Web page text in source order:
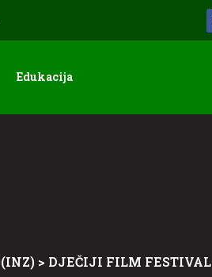
Edukacija
> DJEČIJI FILM FESTIVAL